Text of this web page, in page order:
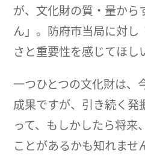
が、文化財の質・量から
ん」。防府市当局に対し
さと重要性を感じてほし
一つひとつの文化財は、
成果ですが、引き続く発
って、もしかしたら将来
ことがあるかも知れませ